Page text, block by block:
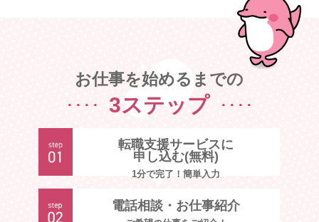
お仕事を始めるまでの
3ステップ
転職支援サービスに
申し込む(無料)
1分で完了！簡単入力
電話相談・お仕事紹介